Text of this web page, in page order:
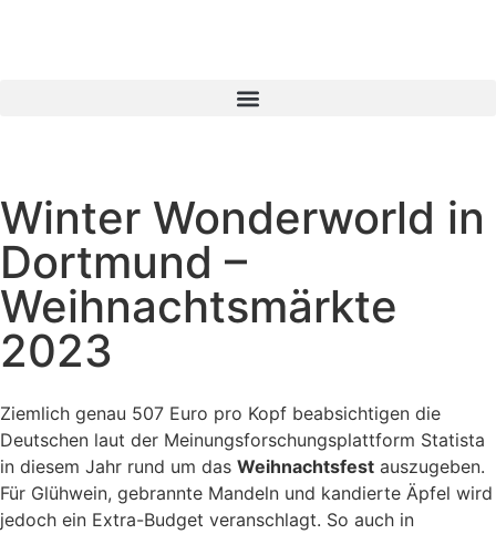
Winter Wonderworld in
Dortmund –
Weihnachtsmärkte
2023
Ziemlich genau 507 Euro pro Kopf beabsichtigen die
Deutschen laut der Meinungsforschungsplattform Statista
in diesem Jahr rund um das Weihnachtsfest auszugeben.
Für Glühwein, gebrannte Mandeln und kandierte Äpfel wird
jedoch ein Extra-Budget veranschlagt. So auch in